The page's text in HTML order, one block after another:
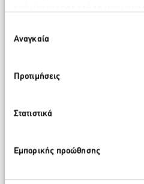
των Cookies μας.
συγκατάθεσης
Αναγκαία
Προτιμήσεις
Στατιστικά
Εμπορικής προώθησης
Metaxa Hospitality
Ιστορία για την
Πρώτη επίσημη